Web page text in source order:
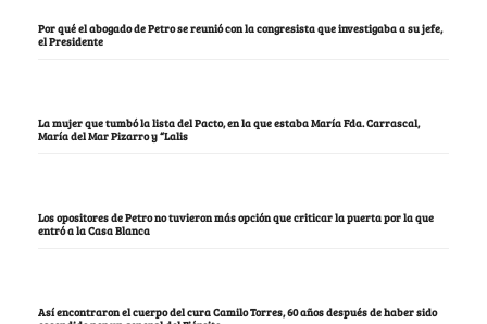
Por qué el abogado de Petro se reunió con la congresista que investigaba a su jefe,
el Presidente
La mujer que tumbó la lista del Pacto, en la que estaba María Fda. Carrascal,
María del Mar Pizarro y “Lalis
Los opositores de Petro no tuvieron más opción que criticar la puerta por la que
entró a la Casa Blanca
Así encontraron el cuerpo del cura Camilo Torres, 60 años después de haber sido